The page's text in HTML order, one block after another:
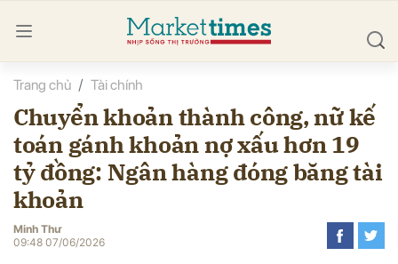
Trang chủ Tài chính
Chuyển khoản thành công, nữ kế
toán gánh khoản nợ xấu hơn 19
tỷ đồng: Ngân hàng đóng băng tài
khoản
Minh Thư
09:48 07/06/2026
luận